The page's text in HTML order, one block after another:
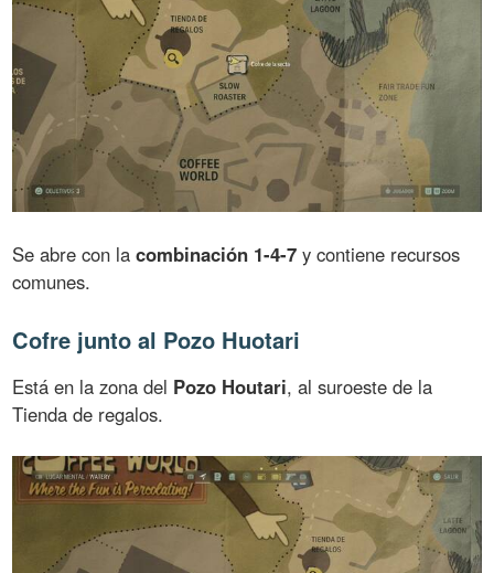
Se abre con lacombinación 1-4-7 y contiene recursos
comunes.
Cofre junto al Pozo Huotari
Está en la zona del Pozo Houtari, al suroeste de la
Tienda de regalos.